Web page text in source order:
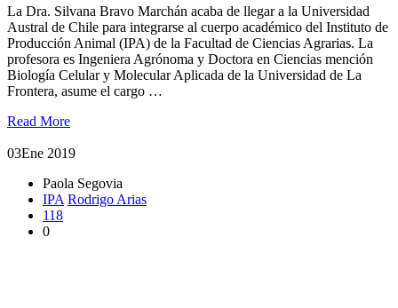
La Dra. Silvana Bravo Marchán acaba de llegar a la Universidad
Austral de Chile para integrarse al cuerpo académico del Instituto de
Producción Animal (IPA) de la Facultad de Ciencias Agrarias. La
profesora es Ingeniera Agrónoma y Doctora en Ciencias mención
Biología Celular y Molecular Aplicada de la Universidad de La
Frontera, asume el cargo …
Read More
03Ene 2019
Paola Segovia
IPA Rodrigo Arias
118
0